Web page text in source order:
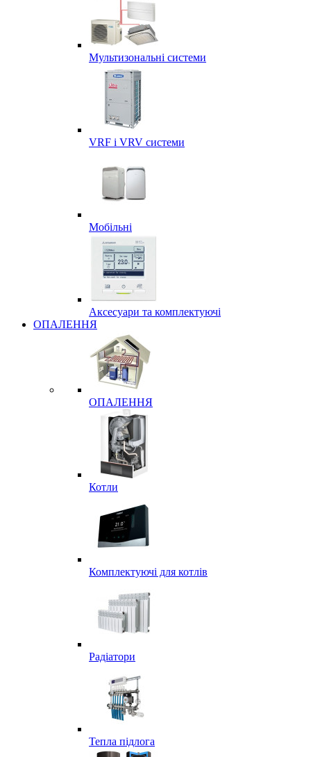
Мультизональні системи
VRF і VRV системи
Мобільні
Аксесуари та комплектуючі
ОПАЛЕННЯ
ОПАЛЕННЯ
Котли
Комплектуючі для котлів
Радіатори
Тепла підлога